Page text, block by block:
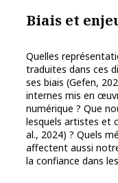
Biais et
Quelles
traduites dans ces
ses biais (Gefen,
internes mis en
numérique ? Que
lesquels artistes et
al., 2024) ? Quels
affectent aussi
la confiance dans